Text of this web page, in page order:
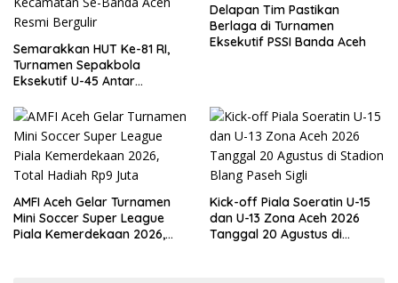
Semarakkan HUT Ke-81 RI,
Turnamen Sepakbola
Eksekutif U-45 Antar
Resmi Bergulir
Delapan Tim Pastikan
Berlaga di Turnamen
Eksekutif PSSI Banda Aceh
AMFI Aceh Gelar Turnamen
Mini Soccer Super League
Piala Kemerdekaan 2026,
Kick-off Piala Soeratin U-15
dan U-13 Zona Aceh 2026
Tanggal 20 Agustus di